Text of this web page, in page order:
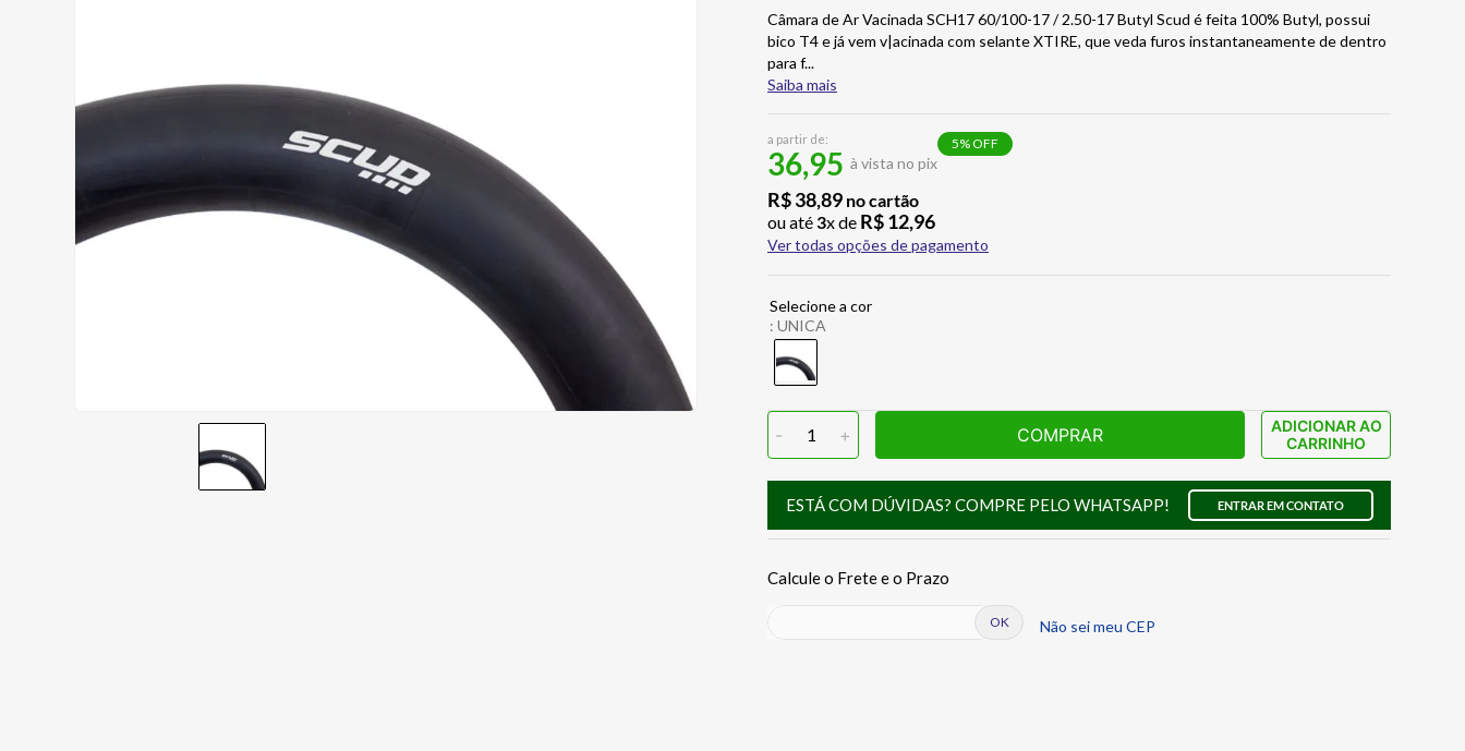
Câmara de Ar Vacinada SCH17 60/100-17 / 2.50-17 Butyl Scud é feita 100% Butyl, possui
bico T4 e já vem v|acinada com selante XTIRE, que veda furos instantaneamente de dentro
para f...
Saiba mais
a partir de:
36,95 à vista no pix
5% OFF
R$38,89 no cartão
ou até3x de R$12,96
Ver todas opções de pagamento
: UNICA
- 1 + COMPRAR
ADICIONAR AO
CARRINHO
ESTÁ COM DÚVIDAS? COMPRE PELO WHATSAPP! ENTRAR EM CONTATO
Não sei meu CEP
BOTAS